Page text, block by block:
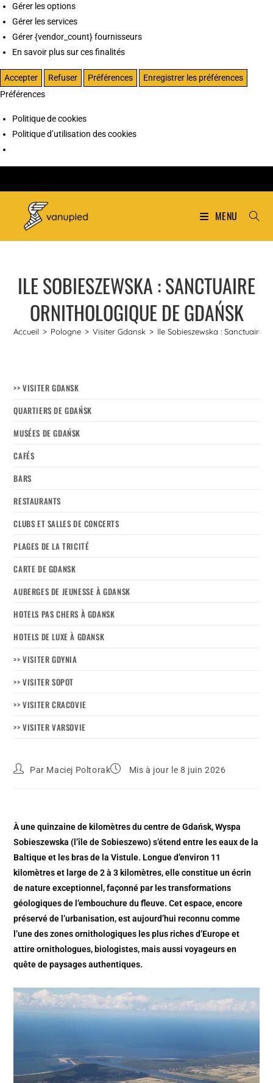
Gérer les options
Gérer les services
Gérer {vendor_count} fournisseurs
En savoir plus sur ces finalités
Accepter Refuser Préférences
Enregistrer les préférences
Préférences
Politique de cookies
Politique d’utilisation des cookies
MENU
ILE SOBIESZEWSKA : SANCTUAIRE
ORNITHOLOGIQUE DE GDAŃSK
Accueil > Pologne > Visiter Gdansk > Ile Sobieszewska : Sanctuaire
>> VISITER GDANSK
QUARTIERS DE GDAŃSK
MUSÉES DE GDAŃSK
CAFÉS
BARS
RESTAURANTS
CLUBS ET SALLES DE CONCERTS
PLAGES DE LA TRICITÉ
CARTE DE GDANSK
AUBERGES DE JEUNESSE À GDANSK
HOTELS PAS CHERS À GDANSK
HOTELS DE LUXE À GDANSK
>> VISITER GDYNIA
>> VISITER SOPOT
>> VISITER CRACOVIE
>> VISITER VARSOVIE
Par Maciej Poltorak Mis à jour le 8 juin 2026
À une quinzaine de kilomètres du centre de Gdańsk, Wyspa
Sobieszewska (l’île de Sobieszewo) s’étend entre les eaux de la
Baltique et les bras de la Vistule. Longue d’environ 11
kilomètres et large de 2 à 3 kilomètres, elle constitue un écrin
de nature exceptionnel, façonné par les transformations
géologiques de l’embouchure du fleuve. Cet espace, encore
préservé de l’urbanisation, est aujourd’hui reconnu comme
l’une des zones ornithologiques les plus riches d’Europe et
attire ornithologues, biologistes, mais aussi voyageurs en
quête de paysages authentiques.